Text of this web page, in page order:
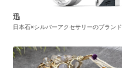
迅
日本石×シルバーアクセサリーのブランド